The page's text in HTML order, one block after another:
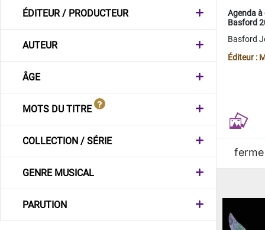
ÉDITEUR / PRODUCTEUR
AUTEUR
ÂGE
MOTS DU TITRE
COLLECTION / SÉRIE
GENRE MUSICAL
PARUTION
Agenda
Basford
Basford
Éditeur :
ferme